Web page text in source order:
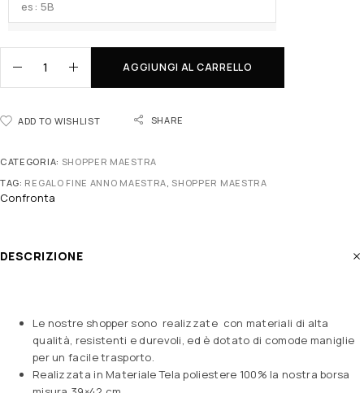
AGGIUNGI AL CARRELLO
ADD TO WISHLIST SHARE
CATEGORIA: SHOPPER MAESTRA
TAG: REGALO FINE ANNO MAESTRA SHOPPER MAESTRA
Confronta
DESCRIZIONE
Le nostre shopper sono realizzate con materiali di alta
qualità, resistenti e durevoli, ed è dotato di comode maniglie
per un facile trasporto.
Realizzata in Materiale Tela poliestere 100% la nostra borsa